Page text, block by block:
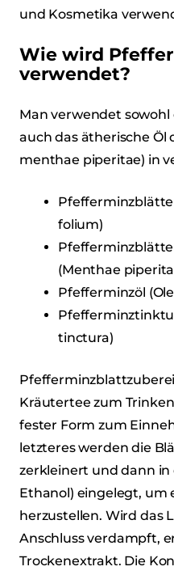
und Kosmetika
Wie wird
verwendet?
Man verwendet
auch das ätherische Öl
menthae piperitae) in
folium)
(Menthae
Pfefferminzöl
tinctura)
Kräutertee zum
fester Form zum
letzteres werden die
zerkleinert und dann in
Ethanol) eingelegt, um
herzustellen. Wird das
Anschluss verdampft,
Trockenextrakt. Die